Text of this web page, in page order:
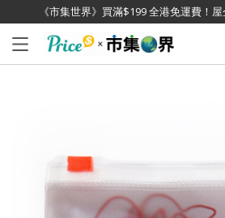
《市集世界》買滿$199 全港免運費！
已加入購物車